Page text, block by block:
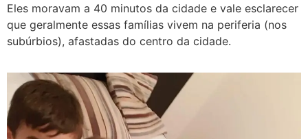
Eles moravam a 40 minutos da cidade e vale esclarecer
que geralmente essas famílias vivem na periferia (nos
subúrbios), afastadas do centro da cidade.